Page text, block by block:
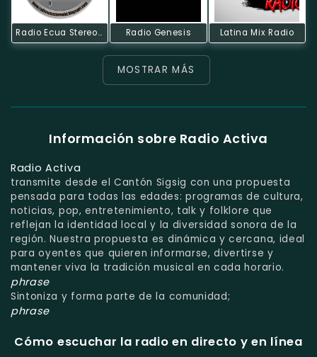
Radio Ecua Stereo HD Radio Genesis Latina Mix Radio
MOSTRAR MÁS
Información sobre Radio Activa
Radio Activa
transmite desde el Cantón Sigsig con una propuesta
pensada para todas las edades: programas de cultura,
noticias, pop, entretenimiento, talk y folklore que
reflejan la identidad local y la diversidad sonora de la
región. Nuestra propuesta es dinámica y cercana, ideal
para oyentes que quieren informarse, divertirse y
mantener viva la tradición musical en cada horario.
phrase
Sintoniza y forma parte de la comunidad;
phrase
Cómo escuchar la radio en directo y en línea